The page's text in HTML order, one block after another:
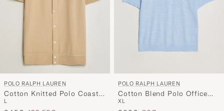
POLO RALPH LAUREN
Cotton Knitted Polo Coastal
Beige
L
POLO RALPH LAUREN
Cotton Blend Polo Office
Blue
XL